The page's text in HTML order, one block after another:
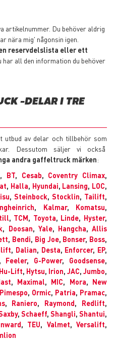
artikelnummer. Du behöver aldrig
nära mig' någonsin igen.
reservdelslista eller ett
har all den information du behöver
-DELAR I TRE
utbud av delar och tillbehör som
Dessutom säljer vi också
andra gaffeltruck märken:
, BT, Cesab, Coventry Climax,
, Halla, Hyundai, Lansing, LOC,
, Steinbock, Stocklin, Tailift,
, Kalmar, Komatsu,
, TCM, Toyota, Linde, Hyster,
, Doosan, Yale, Hangcha,Allis
, Bendi, Big Joe, Bonser, Boss,
, Dalian, Desta, Enforcer, EP,
, Feeler, G-Power, Goodsense,
Hu-Lift, Hytsu, Irion, JAC, Jumbo,
, Maximal, MIC, Mora, New
, Ormic, Patria, Pramac,
, Raniero, Raymond, Redlift,
, Schaeff, Shangli,Shantui,
, TEU, Valmet, Versalift,